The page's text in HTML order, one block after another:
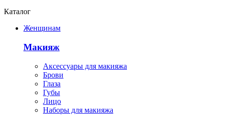
Каталог
Женщинам
Макияж
Аксессуары для макияжа
Брови
Глаза
Губы
Лицо
Наборы для макияжа